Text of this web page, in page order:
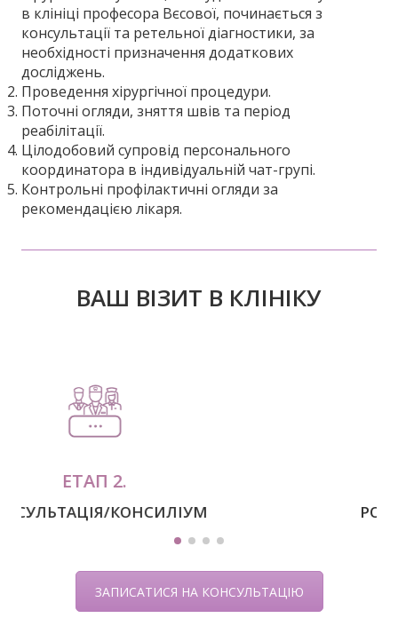
в клініці професора Вєсової, починається з
консультації та ретельної діагностики, за
необхідності призначення додаткових
досліджень.
Проведення хірургічної процедури.
Поточні огляди, зняття швів та період
реабілітації.
Цілодобовий супровід персонального
координатора в індивідуальній чат-групі.
Контрольні профілактичні огляди за
рекомендацією лікаря.
ВАШ ВІЗИТ В КЛІНІКУ
ОГЛЯД, ДІАГНОСТИКА
ЗАПИСАТИСЯ НА КОНСУЛЬТАЦІЮ